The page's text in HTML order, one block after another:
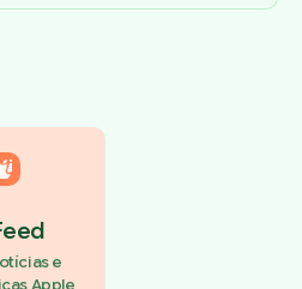
e
Apple